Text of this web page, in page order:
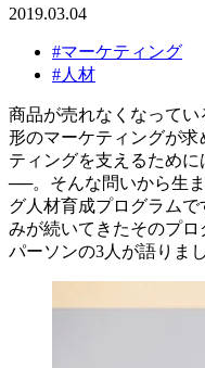
2019.03.04
#マーケティング
#人材
商品が売れなくなって
形のマーケティングが
ティングを支えるため
──。そんな問いから生
グ人材育成プログラム
みが続いてきたそのプ
パーソンの3人が語りまし